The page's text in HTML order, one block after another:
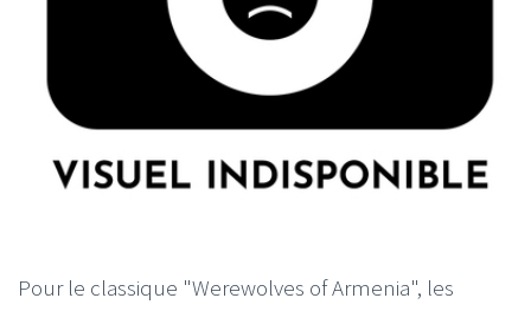
Pour le classique "Werewolves of Armenia", les